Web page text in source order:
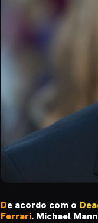
De acordo com o
Ferrari. Michael